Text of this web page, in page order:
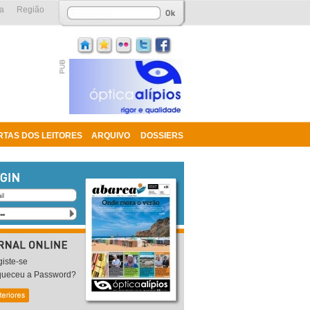
DOS LEITORES ARQUIVO DOSSIERS
Região
se
a Password?